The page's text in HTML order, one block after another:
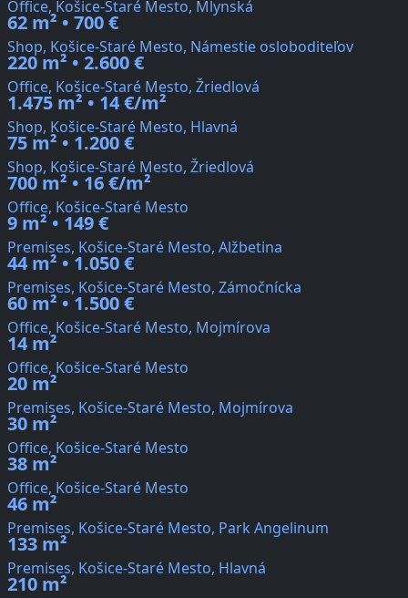
Office, Košice-Staré Mesto, Mlynská
62 m² • 700 €
Shop, Košice-Staré Mesto, Námestie osloboditeľov
220 m² • 2.600 €
Office, Košice-Staré Mesto, Žriedlová
1.475 m² • 14 €/m²
Shop, Košice-Staré Mesto, Hlavná
75 m² • 1.200 €
Shop, Košice-Staré Mesto, Žriedlová
700 m² • 16 €/m²
Office, Košice-Staré Mesto
9 m² • 149 €
Premises, Košice-Staré Mesto, Alžbetina
44 m² • 1.050 €
Premises, Košice-Staré Mesto, Zámočnícka
60 m² • 1.500 €
Office, Košice-Staré Mesto, Mojmírova
14 m²
Office, Košice-Staré Mesto
20 m²
Premises, Košice-Staré Mesto, Mojmírova
30 m²
Office, Košice-Staré Mesto
38 m²
Office, Košice-Staré Mesto
46 m²
Premises, Košice-Staré Mesto, Park Angelinum
133 m²
Premises, Košice-Staré Mesto, Hlavná
210 m²